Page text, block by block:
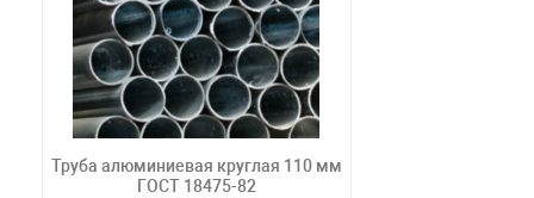
Труба алюминиевая круглая 110 мм
ГОСТ 18475-82